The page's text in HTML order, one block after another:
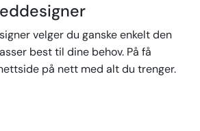
velger du ganske enkelt den
best til dine behov. På få
på nett med alt du trenger.